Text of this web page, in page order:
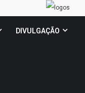
DIVULGAÇÃO